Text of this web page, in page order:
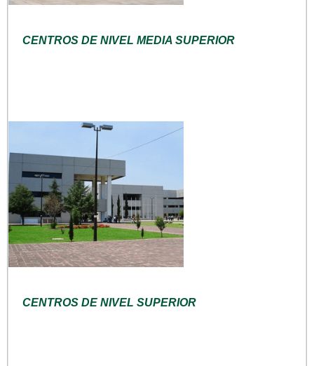
CENTROS DE NIVEL MEDIA SUPERIOR
CENTROS DE NIVEL SUPERIOR